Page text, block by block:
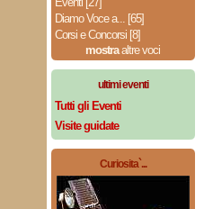
Diamo Voce a... [65]
Corsi e Concorsi [8]
mostraaltre voci
ultimi eventi
Tutti gli Eventi
Visite guidate
Curiosita`...